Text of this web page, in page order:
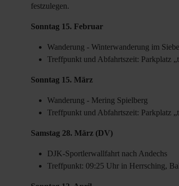
festzulegen.
Sonntag 15. Februar
Wanderung - Winterwanderung im
Treffpunkt und Abfahrtszeit: Parkplatz
Sonntag 15. März
Wanderung - Mering Spielberg
Treffpunkt und Abfahrtszeit: Parkplatz
Samstag 28. März (DV)
DJK-Sportlerwallfahrt nach Andechs
Treffpunkt: 09:25 Uhr in Herrsching,